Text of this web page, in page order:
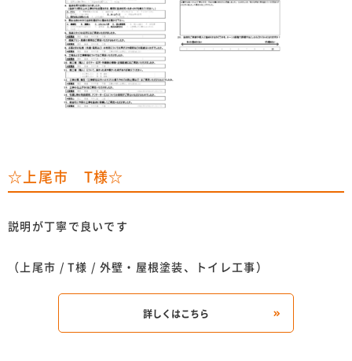
☆上尾市 T様☆
説明が丁寧で良いです
（上尾市 / T様 / 外壁・屋根塗装、トイレ工事）
詳しくはこちら